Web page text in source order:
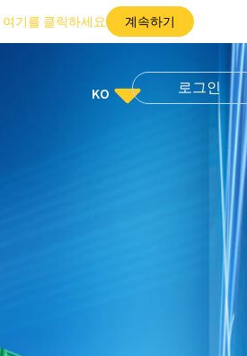
KO 로그인
여기를 클릭하세요 계속하기